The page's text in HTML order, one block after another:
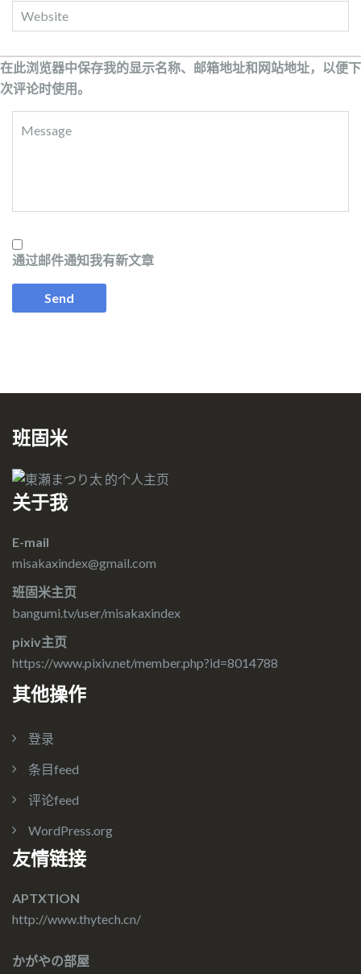
在此浏览器中保存我的显示名称、邮箱地址和网站地址，以便下
次评论时使用。
通过邮件通知我有新文章
班固米
关于我
E-mail
misakaxindex@gmail.com
班固米主页
bangumi.tv/user/misakaxindex
pixiv主页
https://www.pixiv.net/member.php?id=8014788
其他操作
登录
条目feed
评论feed
WordPress.org
友情链接
APTXTION
http://www.thytech.cn/
かがやの部屋